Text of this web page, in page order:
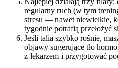
regularny ruch (w tym
stresu — nawet niewielkie,
tygodnie potrafią przełożyć
Jeśli talia szybko rośnie,
objawy sugerujące tło
z lekarzem i przygotować